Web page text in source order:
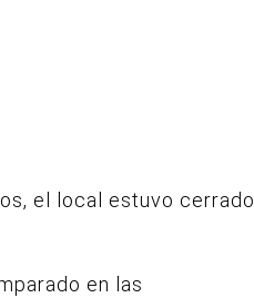
el local estuvo cerrado
en las